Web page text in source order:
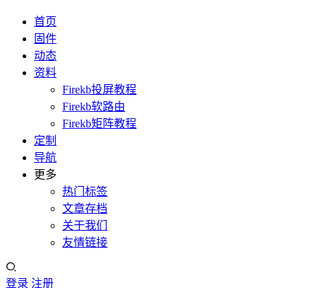
首页
固件
动态
资料
Firekb投屏教程
Firekb软路由
Firekb矩阵教程
定制
导航
更多
热门标签
文章存档
关于我们
友情链接
登录 注册